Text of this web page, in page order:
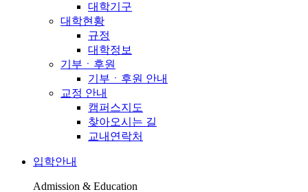
대학기구
대학현황
규정
대학정보
기부ㆍ후원
기부ㆍ후원 안내
교정 안내
캠퍼스지도
찾아오시는 길
교내연락처
입학안내
Admission & Education